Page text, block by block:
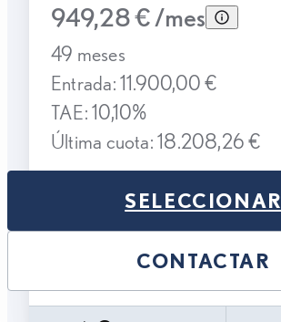
949,28 € /mes
49 meses
Entrada: 11.900,00 €
TAE: 10,10%
Última cuota: 18.208,26 €
SELECCIONAR
CONTACTAR